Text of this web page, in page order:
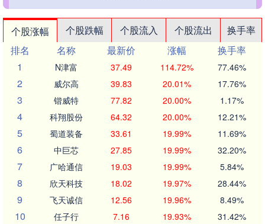
个股涨幅 个股跌幅 个股流入 个股流出
换手率
排名
名称 最新价 涨幅
换手率
1
N津富 37.49 114.72% 77.46%
2 威尔高 39.83 20.01% 17.76%
3 锴威特 77.82 20.00% 1.17%
4 科翔股份 64.32 20.00% 12.21%
5 蜀道装备 33.61 19.99% 11.69%
6 中巨芯 27.85 19.99% 32.20%
7 广哈通信 19.03 19.99% 5.84%
8 欣天科技 18.02 19.97% 28.44%
9 飞天诚信 12.56 19.96% 8.49%
10 任子行 7.16 19.93% 31.42%